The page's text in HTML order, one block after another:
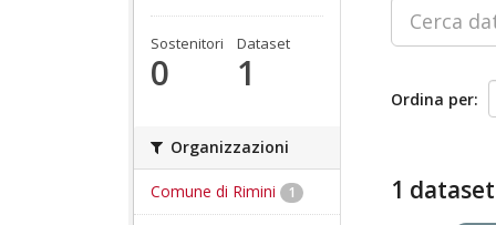
Sostenitori
0
Dataset
1
Organizzazioni
Comune di Rimini 1
Ordina per
1